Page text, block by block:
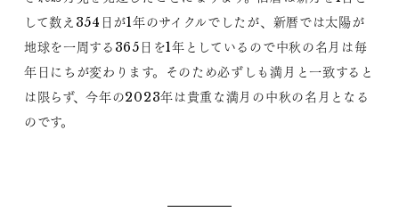
して数え354日が1年のサイクルでしたが、新暦では太陽が
地球を一周する365日を1年としているので中秋の名月は毎
年日にちが変わります。そのため必ずしも満月と一致すると
は限らず、今年の2023年は貴重な満月の中秋の名月となる
のです。